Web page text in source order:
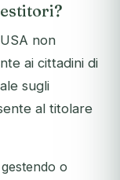
non
ai cittadini di
sugli
al titolare
o